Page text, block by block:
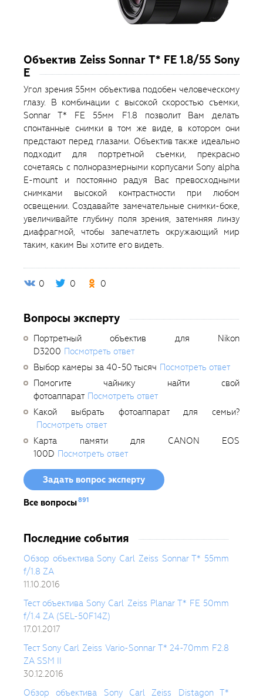
Объектив Zeiss Sonnar T* FE 1.8/55 Sony
E
Угол зрения 55мм объектива подобен человеческому
глазу. В комбинации с высокой скоростью съемки,
Sonnar T* FE 55мм F1.8 позволит Вам делать
спонтанные снимки в том же виде, в котором они
предстают перед глазами. Объектив также идеально
подходит для портретной съемки, прекрасно
сочетаясь с полноразмерными корпусами Sony alpha
E-mount и постоянно радуя Вас превосходными
снимками высокой контрастности при любом
освещении. Создавайте замечательные снимки-боке,
увеличивайте глубину поля зрения, затемняя линзу
диафрагмой, чтобы запечатлеть окружающий мир
таким, каким Вы хотите его видеть.
0 0 0
Вопросы эксперту
Портретный объектив для Nikon
D3200 Посмотреть ответ
Выбор камеры за 40-50 тысяч Посмотреть ответ
Помогите чайнику найти свой
фотоаппарат Посмотреть ответ
Какой выбрать фотоаппарат для семьи?
Посмотреть ответ
Карта памяти для CANON EOS
100D Посмотреть ответ
Задать вопрос эксперту
Все вопросы891
Последние события
Обзор объектива Sony Carl Zeiss Sonnar T* 55mm
f/1.8 ZA
11.10.2016
Тест объектива Sony Carl Zeiss Planar T* FE 50mm
f/1.4 ZA (SEL-50F14Z)
17.01.2017
Тест Sony Carl Zeiss Vario-Sonnar T* 24-70mm F2.8
ZA SSM II
30.12.2016
Обзор объектива Sony Carl Zeiss Distagon T*